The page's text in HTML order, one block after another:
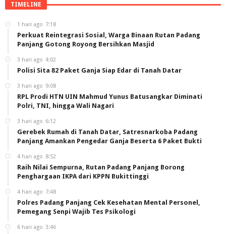
TIMELINE
1 hari ago 7:18
Perkuat Reintegrasi Sosial, Warga Binaan Rutan Padang
Panjang Gotong Royong Bersihkan Masjid
3 hari ago 4:02
Polisi Sita 82 Paket Ganja Siap Edar di Tanah Datar
3 hari ago 9:08
RPL Prodi HTN UIN Mahmud Yunus Batusangkar Diminati
Polri, TNI, hingga Wali Nagari
3 hari ago 6:12
Gerebek Rumah di Tanah Datar, Satresnarkoba Padang
Panjang Amankan Pengedar Ganja Beserta 6 Paket Bukti
4 hari ago 8:52
Raih Nilai Sempurna, Rutan Padang Panjang Borong
Penghargaan IKPA dari KPPN Bukittinggi
4 hari ago 7:48
Polres Padang Panjang Cek Kesehatan Mental Personel,
Pemegang Senpi Wajib Tes Psikologi
6 hari ago 3:46